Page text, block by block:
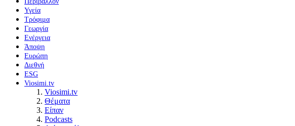
Υγεία
Τρόφιμα
Γεωργία
Ενέργεια
Άποψη
Ευρώπη
Διεθνή
ESG
Viosimi.tv
Viosimi.tv
Θέματα
Είπαν
Podcasts